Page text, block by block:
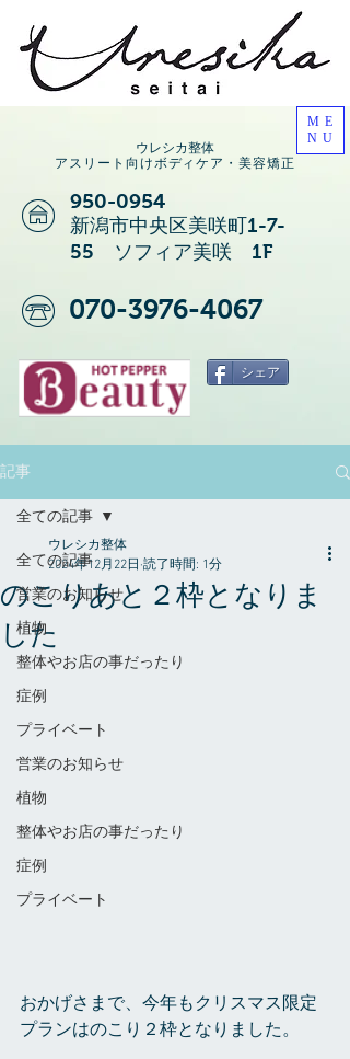
ウレシカ整体
アスリート向けボディケア・美容矯正
ME
NU
950-0954
新潟市中央区美咲町1-7-
55 ソフィア美咲 1F
070-3976-4067
シェア
記事
全ての記事
営業のお知らせ
植物
整体やお店の事だったり
症例
プライベート
営業のお知らせ
植物
整体やお店の事だったり
症例
プライベート
全ての記事
のこりあと２枠となりま
した
ウレシカ整体
2024年12月22日 読了時間: 1分
おかげさまで、今年もクリスマス限定
プランはのこり２枠となりました。